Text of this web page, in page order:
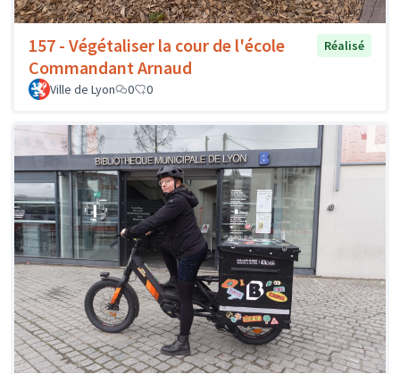
157 - Végétaliser la cour de l'école
Commandant Arnaud
Réalisé
Ville de Lyon 0 0